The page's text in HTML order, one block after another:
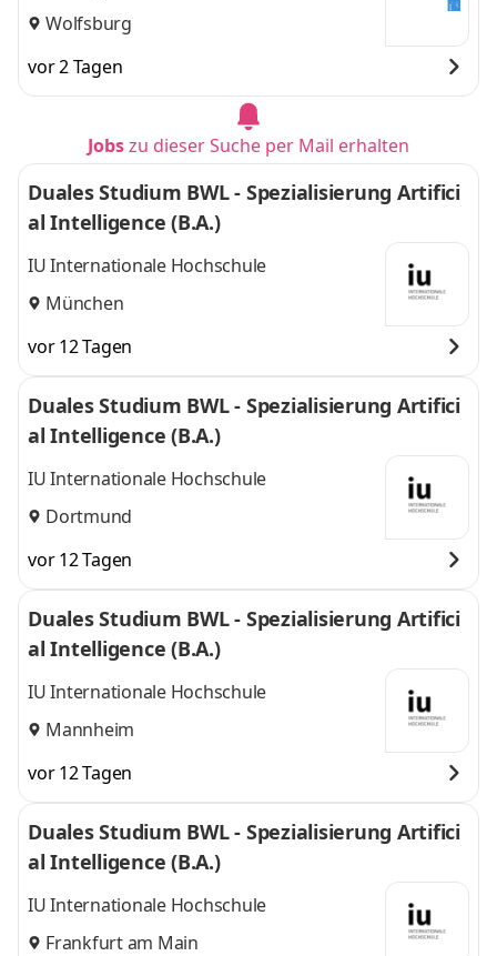
Wolfsburg
vor 2 Tagen
Jobszu dieser Suche per Mail erhalten
Duales Studium BWL - Spezialisierung Artifici
al Intelligence (B.A.)
IU Internationale Hochschule
München
vor 12 Tagen
Duales Studium BWL - Spezialisierung Artifici
al Intelligence (B.A.)
IU Internationale Hochschule
Dortmund
vor 12 Tagen
Duales Studium BWL - Spezialisierung Artifici
al Intelligence (B.A.)
IU Internationale Hochschule
Mannheim
vor 12 Tagen
Duales Studium BWL - Spezialisierung Artifici
al Intelligence (B.A.)
IU Internationale Hochschule
Frankfurt am Main